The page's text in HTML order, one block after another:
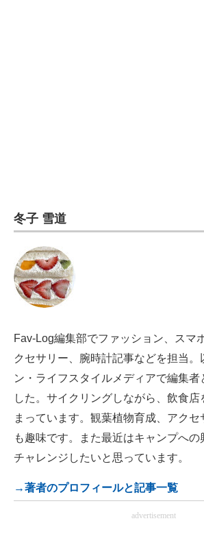
冬子 雪道
Fav-Log編集部でファッション、スマ
クセサリー、腕時計記事などを担当。
ン・ライフスタイルメディアで編集者
した。サイクリングしながら、飲食店
まっています。観葉植物育成、アク
も趣味です。また最近はキャンプへ
チャレンジしたいと思っています。
→著者のプロフィールと記事一覧
advertisement